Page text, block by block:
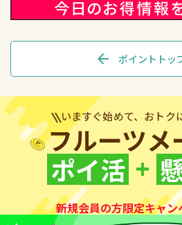
arrow_back ポイントトッ
いますぐ始めて、おトク
フルーツメ
ポイ活 +
新規会員の方限定キャン